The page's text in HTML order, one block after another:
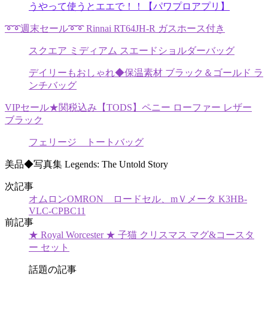
うやって使うとエエで！！【パワプロアプリ】
➰➰週末セール➰➰ Rinnai RT64JH-R ガスホース付き
スクエア ミディアム スエードショルダーバッグ
デイリーもおしゃれ◆保温素材 ブラック＆ゴールド ラ
ンチバッグ
VIPセール★関税込み【TODS】ペニー ローファー レザー
ブラック
フェリージ トートバッグ
美品◆写真集 Legends: The Untold Story
次記事
オムロンOMRON ロードセル、mＶメータ K3HB-
VLC-CPBC11
前記事
★ Royal Worcester ★ 子猫 クリスマス マグ&コースタ
ー セット
話題の記事